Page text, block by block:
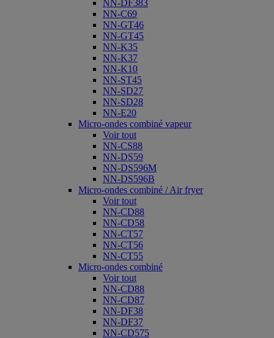
NN-DF383
NN-C69
NN-GT46
NN-GT45
NN-K35
NN-K37
NN-K10
NN-ST45
NN-SD27
NN-SD28
NN-E20
Micro-ondes combiné vapeur
Voir tout
NN-CS88
NN-DS59
NN-DS596M
NN-DS596B
Micro-ondes combiné / Air fryer
Voir tout
NN-CD88
NN-CD58
NN-CT57
NN-CT56
NN-CT55
Micro-ondes combiné
Voir tout
NN-CD88
NN-CD87
NN-DF38
NN-DF37
NN-CD575